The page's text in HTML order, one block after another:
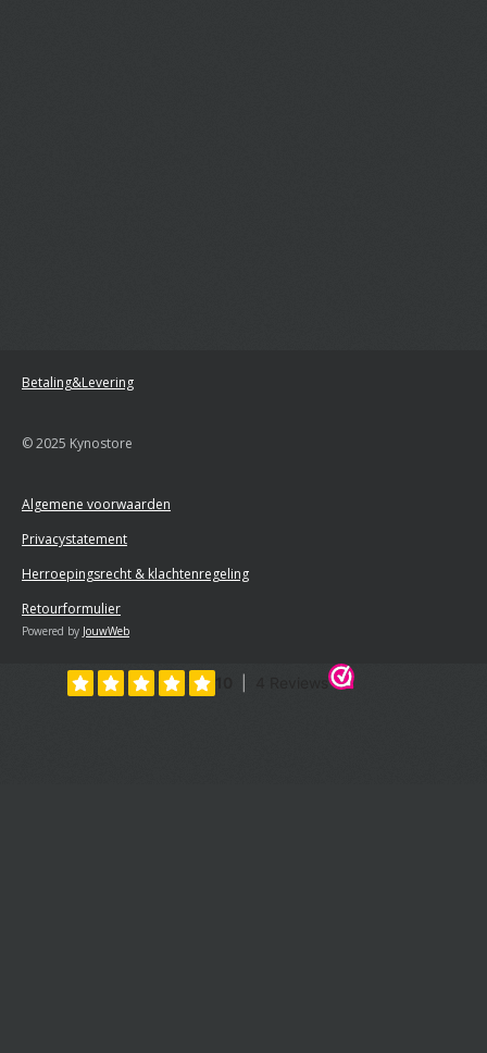
Betaling&Levering
© 2025 Kynostore
Algemene voorwaarden
Privacystatement
Herroepingsrecht & klachtenregeling
Retourformulier
Powered by JouwWeb